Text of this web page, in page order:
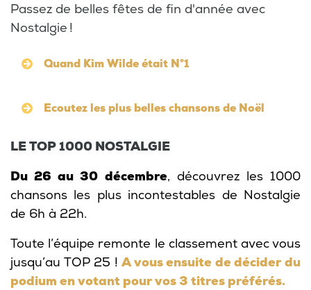
Passez de belles fêtes de fin d'année avec
Nostalgie !
Quand Kim Wilde était N°1
Ecoutez les plus belles chansons de Noël
LE TOP 1000 NOSTALGIE
Du 26 au 30 décembre, découvrez les 1000
chansons les plus incontestables de Nostalgie
de 6h à 22h.
Toute l’équipe remonte le classement avec vous
jusqu’au TOP 25 !A vous ensuite de décider du
podium en votant pour vos 3 titres préférés.